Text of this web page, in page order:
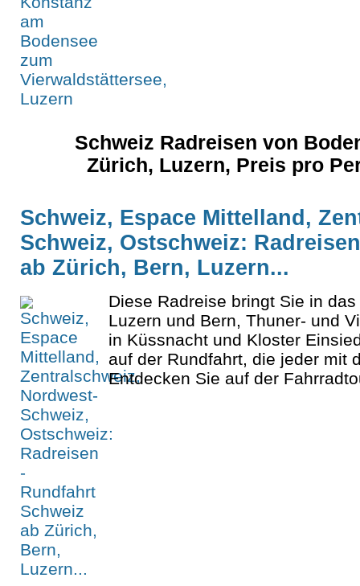
Schweiz Radreisen von
Zürich, Luzern, Preis pro
Schweiz, Espace Mittelland,
Schweiz, Ostschweiz:
ab Zürich, Bern, Luzern...
Diese Radreise bringt Sie in
Luzern und Bern, Thuner- und
in Küssnacht und Kloster
auf der Rundfahrt, die jeder mit
Entdecken Sie auf der